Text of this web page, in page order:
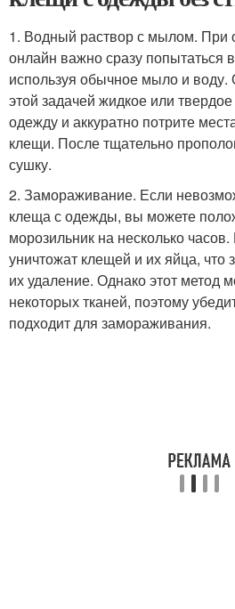
1. Водный раствор с мылом. При
онлайн важно сразу попытаться
используя обычное мыло и воду.
этой задачей жидкое или
одежду и аккуратно потрите
клещи. После тщательно
сушку.
2. Замораживание. Если
клеща с одежды, вы можете
морозильник на несколько
уничтожат клещей и их яйца, что
их удаление. Однако этот метод
некоторых тканей, поэтому
подходит для замораживания.